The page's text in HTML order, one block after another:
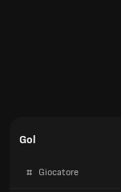
Gol
# Giocatore